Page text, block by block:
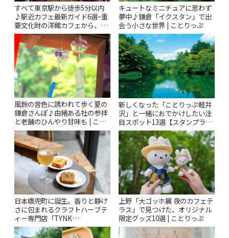
すべて東京駅から徒歩5分以内
♪駅近カフェ最新ガイド6選~重
要文化財の洋館カフェから、改
札すぐのレトロ喫茶まで~ | こと
りっぷ
キュートなミニチュアに思わず
夢中♪鎌倉「イクスタン」で出
会う小さな世界 | ことりっぷ
風鈴の音色に誘われて歩く夏の
鎌倉さんぽ♪由緒ある社の参拝
と老舗のひんやり甘味も | こと
りっぷ
新しくなった「ことりっぷ軽井
沢」と一緒におでかけしたい注
目スポット13選【スタンプラリ
ー開催中】 | ことりっぷ
日本橋兜町に誕生。香りと静け
さに包まれるクラフトハーブテ
ィー専門店「TYNK
Kabutocho」 | ことりっぷ
上野「大ゴッホ展 夜のカフェテ
ラス」で見つけた、オリジナル
限定グッズ10選 | ことりっぷ